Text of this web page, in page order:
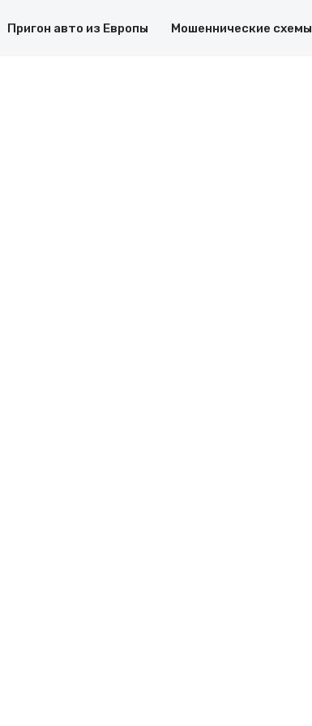
Пригон авто из Европы Мошеннические схемы